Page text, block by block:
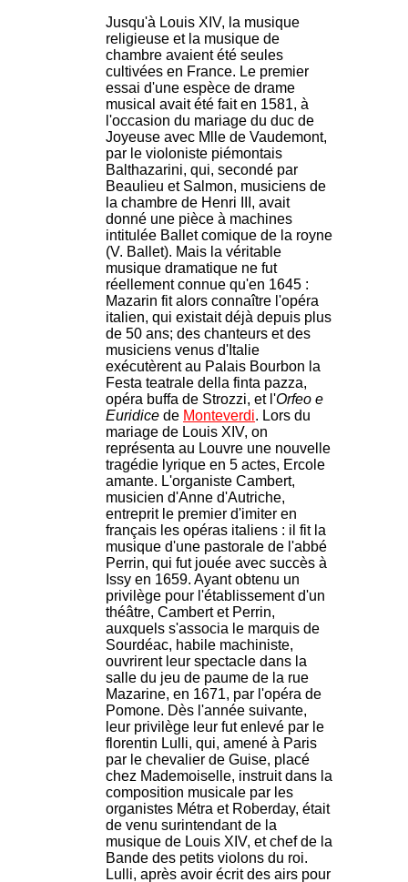
Jusqu'à Louis XIV, la musique
religieuse et la musique de
chambre avaient été seules
cultivées en France. Le premier
essai d'une espèce de drame
musical avait été fait en 1581, à
l'occasion du mariage du duc de
Joyeuse avec Mlle de Vaudemont,
par le violoniste piémontais
Balthazarini, qui, secondé par
Beaulieu et Salmon, musiciens de
la chambre de Henri III, avait
donné une pièce à machines
intitulée Ballet comique de la royne
(V. Ballet). Mais la véritable
musique dramatique ne fut
réellement connue qu'en 1645 :
Mazarin fit alors connaître l'opéra
italien, qui existait déjà depuis plus
de 50 ans; des chanteurs et des
musiciens venus d'Italie
exécutèrent au Palais Bourbon la
Festa teatrale della finta pazza,
opéra buffa de Strozzi, et l'Orfeo e
Euridice de Monteverdi. Lors du
mariage de Louis XIV, on
représenta au Louvre une nouvelle
tragédie lyrique en 5 actes, Ercole
amante. L'organiste Cambert,
musicien d'Anne d'Autriche,
entreprit le premier d'imiter en
français les opéras italiens : il fit la
musique d'une pastorale de l'abbé
Perrin, qui fut jouée avec succès à
Issy en 1659. Ayant obtenu un
privilège pour l'établissement d'un
théâtre, Cambert et Perrin,
auxquels s'associa le marquis de
Sourdéac, habile machiniste,
ouvrirent leur spectacle dans la
salle du jeu de paume de la rue
Mazarine, en 1671, par l'opéra de
Pomone. Dès l'année suivante,
leur privilège leur fut enlevé par le
florentin Lulli, qui, amené à Paris
par le chevalier de Guise, placé
chez Mademoiselle, instruit dans la
composition musicale par les
organistes Métra et Roberday, était
de venu surintendant de la
musique de Louis XIV, et chef de la
Bande des petits violons du roi.
Lulli, après avoir écrit des airs pour